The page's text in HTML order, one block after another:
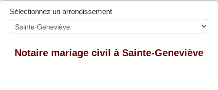
MONTRÉAL
QUÉBEC
LAVAL
Sélectionnez un arrondissement
Notaire mariage civil à Sainte-Geneviève